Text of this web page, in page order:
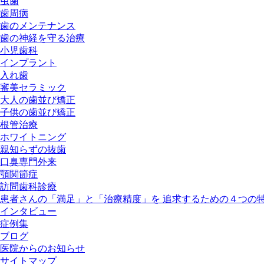
歯周病
歯のメンテナンス
歯の神経を守る治療
小児歯科
インプラント
入れ歯
審美セラミック
大人の歯並び矯正
子供の歯並び矯正
根管治療
ホワイトニング
親知らずの抜歯
口臭専門外来
顎関節症
訪問歯科診療
患者さんの「満足」と「治療精度」を 追求するための４つの
インタビュー
症例集
ブログ
医院からのお知らせ
サイトマップ